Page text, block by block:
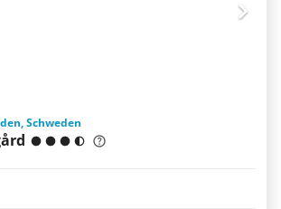
Schweden